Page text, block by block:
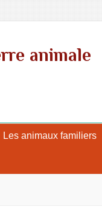
animale
Les animaux familiers